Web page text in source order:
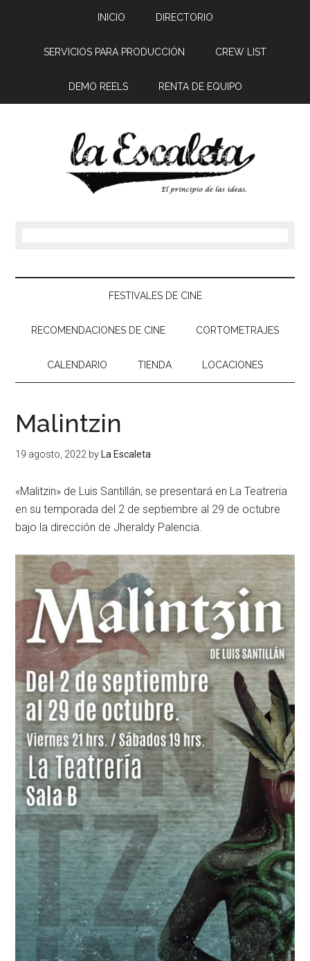
INICIO DIRECTORIO
SERVICIOS PARA PRODUCCIÓN CREW LIST
DEMO REELS RENTA DE EQUIPO
FESTIVALES DE CINE
RECOMENDACIONES DE CINE CORTOMETRAJES
CALENDARIO TIENDA LOCACIONES
Malintzin
19 agosto, 2022 by La Escaleta
«Malitzin» de Luis Santillán, se presentará en La Teatreria
en su temporada del 2 de septiembre al 29 de octubre
bajo la dirección de Jheraldy Palencia.